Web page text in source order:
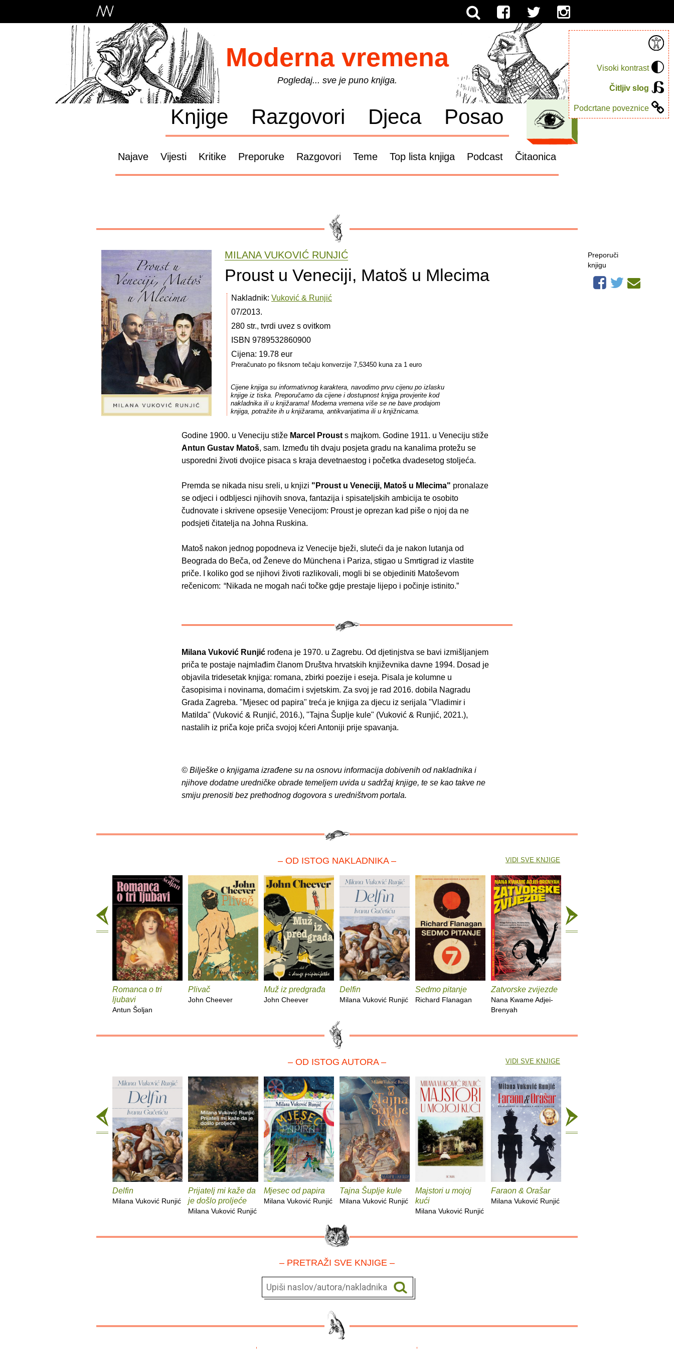
Visoki kontrast
Čitljiv slog
Podcrtane poveznice
Moderna vremena
Pogledaj... sve je puno knjiga.
Knjige Razgovori Djeca Posao
Najave Vijesti Kritike Preporuke Razgovori Teme Top lista knjiga Podcast Čitaonica
MILANA VUKOVIĆ RUNJIĆ
Proust u Veneciji, Matoš u Mlecima
Nakladnik: Vuković & Runjić
07/2013.
280 str., tvrdi uvez s ovitkom
ISBN 9789532860900
Cijena: 19.78 eur
Preračunato po fiksnom tečaju konverzije 7,53450 kuna za 1 euro
Cijene knjiga su informativnog karaktera, navodimo prvu cijenu po izlasku
knjige iz tiska. Preporučamo da cijene i dostupnost knjiga provjerite kod
nakladnika ili u knjižarama! Moderna vremena više se ne bave prodajom
knjiga, potražite ih u knjižarama, antikvarijatima ili u knjižnicama.
Godine 1900. u Veneciju stiže Marcel Prousts majkom. Godine 1911. u Veneciju stiže
Antun Gustav Matoš, sam. Između tih dvaju posjeta gradu na kanalima protežu se
usporedni životi dvojice pisaca s kraja devetnaestog i početka dvadesetog stoljeća.
Premda se nikada nisu sreli, u knjizi "Proust u Veneciji, Matoš u Mlecima" pronalaze
se odjeci i odbljesci njihovih snova, fantazija i spisateljskih ambicija te osobito
čudnovate i skrivene opsesije Venecijom: Proust je oprezan kad piše o njoj da ne
podsjeti čitatelja na Johna Ruskina.
Matoš nakon jednog popodneva iz Venecije bježi, sluteći da je nakon lutanja od
Beograda do Beča, od Ženeve do Münchena i Pariza, stigao u Smrtigrad iz vlastite
priče. I koliko god se njihovi životi razlikovali, mogli bi se objediniti Matoševom
rečenicom: “Nikada ne mogah naći točke gdje prestaje lijepo i počinje istinito.”
Milana Vuković Runjić rođena je 1970. u Zagrebu. Od djetinjstva se bavi izmišljanjem
priča te postaje najmlađim članom Društva hrvatskih književnika davne 1994. Dosad je
objavila tridesetak knjiga: romana, zbirki poezije i eseja. Pisala je kolumne u
časopisima i novinama, domaćim i svjetskim. Za svoj je rad 2016. dobila Nagradu
Grada Zagreba. "Mjesec od papira" treća je knjiga za djecu iz serijala "Vladimir i
Matilda" (Vuković & Runjić, 2016.), "Tajna Šuplje kule" (Vuković & Runjić, 2021.),
nastalih iz priča koje priča svojoj kćeri Antoniji prije spavanja.
© Bilješke o knjigama izrađene su na osnovu informacija dobivenih od nakladnika i
njihove dodatne uredničke obrade temeljem uvida u sadržaj knjige, te se kao takve ne
smiju prenositi bez prethodnog dogovora s uredništvom portala.
Preporuči
knjigu
– OD ISTOG NAKLADNIKA –
Romanca o tri
ljubavi
Antun Šoljan
Plivač
John Cheever
Muž iz predgrađa
John Cheever
Delfin
Milana Vuković Runjić
Sedmo pitanje
Richard Flanagan
Zatvorske zvijezde
Nana Kwame Adjei-
Brenyah
VIDI SVE KNJIGE
– OD ISTOG AUTORA –
Delfin
Milana Vuković Runjić
Prijatelj mi kaže da
je došlo proljeće
Milana Vuković Runjić
Mjesec od papira
Milana Vuković Runjić
Tajna Šuplje kule
Milana Vuković Runjić
Majstori u mojoj
kući
Milana Vuković Runjić
Faraon & Orašar
Milana Vuković Runjić
VIDI SVE KNJIGE
– PRETRAŽI SVE KNJIGE –